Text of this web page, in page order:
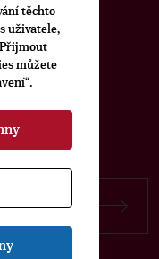
těchto
uživatele,
můžete